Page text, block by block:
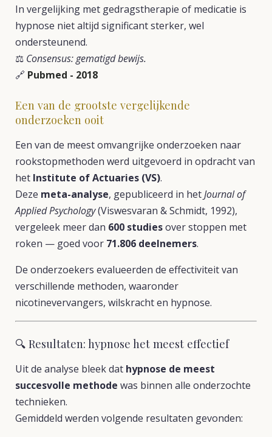
In vergelijking met gedragstherapie of medicatie is
hypnose niet altijd significant sterker, wel
ondersteunend.
⚖️ Consensus: gematigd bewijs.
🔗 Pubmed - 2018
Een van de grootste vergelijkende
onderzoeken ooit
Een van de meest omvangrijke onderzoeken naar
rookstopmethoden werd uitgevoerd in opdracht van
het Institute of Actuaries (VS).
Deze meta-analyse, gepubliceerd in hetJournal of
Applied Psychology(Viswesvaran & Schmidt, 1992),
vergeleek meer dan 600 studiesover stoppen met
roken — goed voor 71.806 deelnemers.
De onderzoekers evalueerden de effectiviteit van
verschillende methoden, waaronder
nicotinevervangers, wilskracht en hypnose.
🔍 Resultaten: hypnose het meest effectief
Uit de analyse bleek dat hypnose de meest
succesvolle methode was binnen alle onderzochte
technieken.
Gemiddeld werden volgende resultaten gevonden: